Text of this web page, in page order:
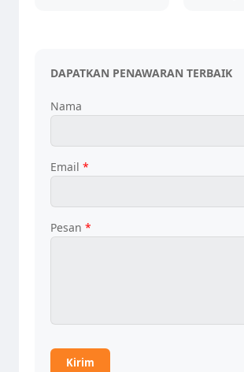
DAPATKAN PENAWARAN TERBAIK
Nama
Email *
Pesan *